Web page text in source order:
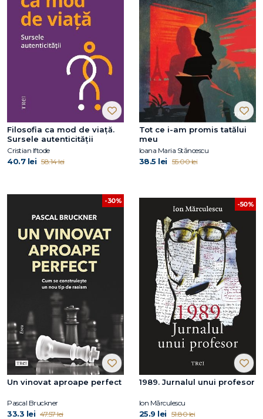
Filosofia ca mod de viață.
Sursele autenticității
Cristian Iftode
40.7 lei 58.14 lei
Tot ce i-am promis tatălui
meu
Ioana Maria Stăncescu
38.5 lei 55.00 lei
-30%
Un vinovat aproape perfect
Pascal Bruckner
33.3 lei 47.57 lei
-50%
1989. Jurnalul unui profesor
Ion Mărculescu
25.9 lei 51.80 lei